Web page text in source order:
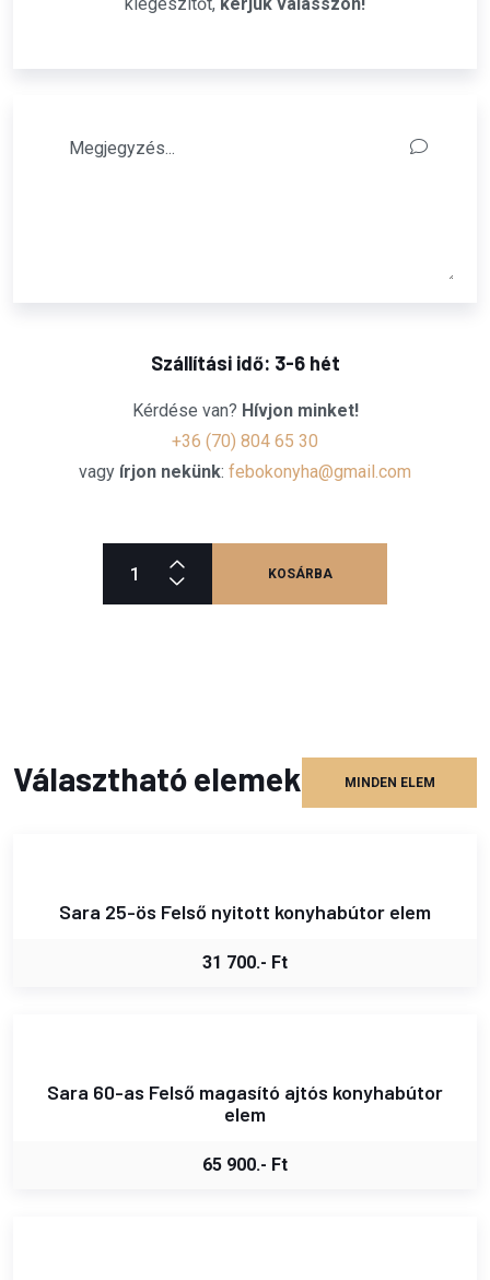
kiegészítőt, kérjük válasszon!
Szállítási idő: 3-6 hét
Kérdése van? Hívjon minket!
+36 (70) 804 65 30
vagy írjon nekünk: febokonyha@gmail.com
KOSÁRBA
Választható elemek MINDEN ELEM
Sara 25-ös Felső nyitott konyhabútor elem
31 700.- Ft
Sara 60-as Felső magasító ajtós konyhabútor
elem
65 900.- Ft